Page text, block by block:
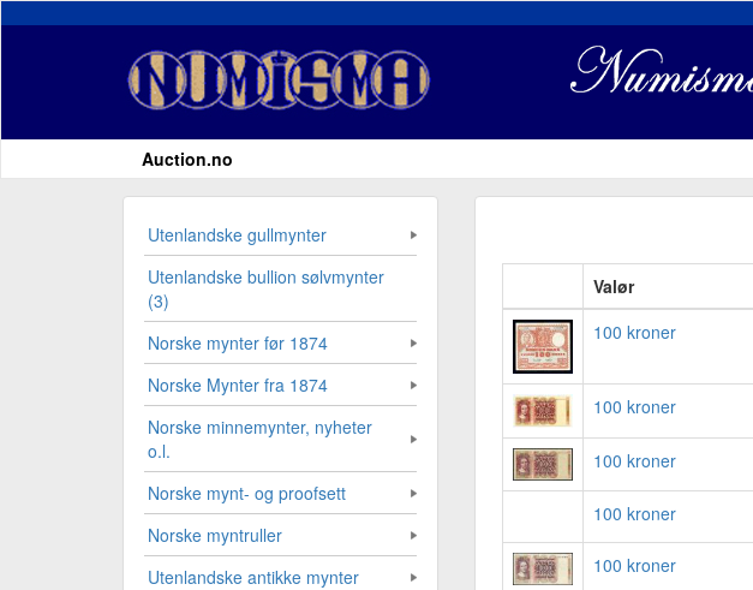
Auction.no
Utenlandske gullmynter
Utenlandske bullion sølvmynter
(3)
Norske mynter før 1874
Norske Mynter fra 1874
Norske minnemynter, nyheter
o.l.
Norske mynt- og proofsett
Norske myntruller
Utenlandske antikke mynter
Valør
100 kroner
100 kroner
100 kroner
100 kroner
100 kroner